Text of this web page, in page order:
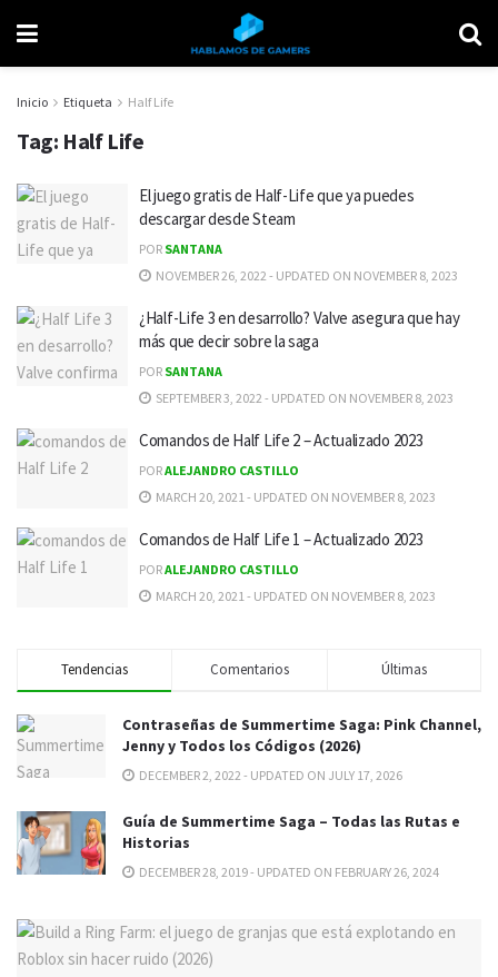
Inicio Etiqueta Half Life
Tag: Half Life
El juego gratis de Half-Life que ya puedes
descargar desde Steam
POR SANTANA
NOVEMBER 26, 2022 - UPDATED ON NOVEMBER 8, 2023
¿Half-Life 3 en desarrollo? Valve asegura que hay
más que decir sobre la saga
POR SANTANA
SEPTEMBER 3, 2022 - UPDATED ON NOVEMBER 8, 2023
Comandos de Half Life 2 – Actualizado 2023
PORALEJANDRO CASTILLO
MARCH 20, 2021 - UPDATED ON NOVEMBER 8, 2023
Comandos de Half Life 1 – Actualizado 2023
PORALEJANDRO CASTILLO
MARCH 20, 2021 - UPDATED ON NOVEMBER 8, 2023
Tendencias Comentarios Últimas
Contraseñas de Summertime Saga: Pink Channel,
Jenny y Todos los Códigos (2026)
DECEMBER 2, 2022 - UPDATED ON JULY 17, 2026
Guía de Summertime Saga – Todas las Rutas e
Historias
DECEMBER 28, 2019 - UPDATED ON FEBRUARY 26, 2024